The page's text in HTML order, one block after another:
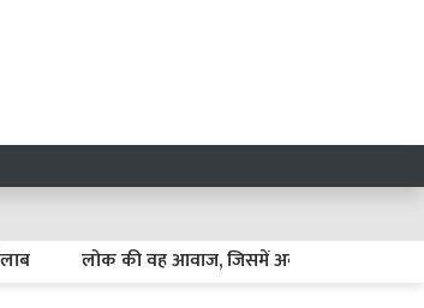
लोक की वह आवाज, जिसमें अब भी गाते हैं गांधी